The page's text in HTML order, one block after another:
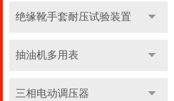
绝缘靴手套耐压试验装置
抽油机多用表
三相电动调压器